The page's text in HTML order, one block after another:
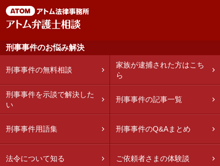
刑事事件のお悩み解決
刑事事件の無料相談
家族が逮捕された方はこち
ら
刑事事件を示談で解決した
い
刑事事件の記事一覧
刑事事件用語集 刑事事件のQ&Aまとめ
法令について知る ご依頼者さまの体験談